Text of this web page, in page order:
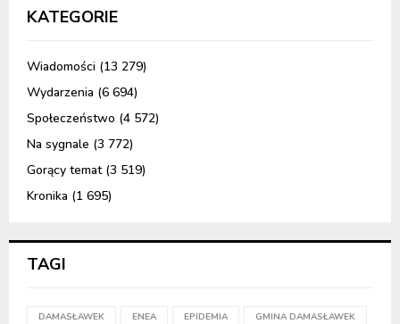
KATEGORIE
Wiadomości (13 279)
Wydarzenia (6 694)
Społeczeństwo (4 572)
Na sygnale (3 772)
Gorący temat(3 519)
Kronika (1 695)
TAGI
DAMASŁAWEK ENEA EPIDEMIA GMINA DAMASŁAWEK